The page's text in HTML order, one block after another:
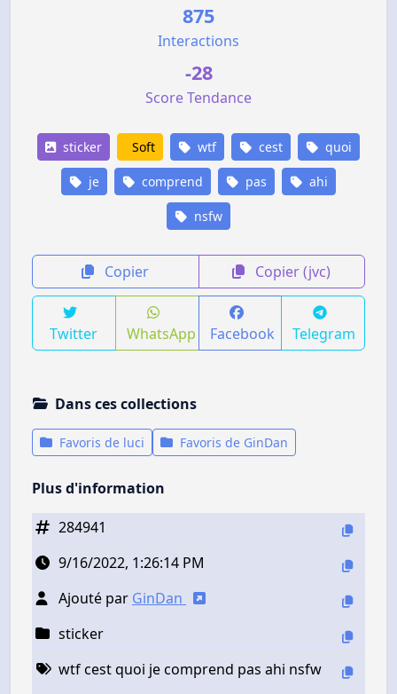
875
Interactions
-28
Score Tendance
sticker Soft wtf cest quoi
je comprend pas ahi
nsfw
Copier Copier (jvc)
Twitter WhatsApp Facebook Telegram
Dans ces collections
Favoris de luci Favoris de GinDan
Plus d'information
284941
9/16/2022, 1:26:14 PM
Ajouté par GinDan
sticker
wtf cest quoi je comprend pas ahi nsfw